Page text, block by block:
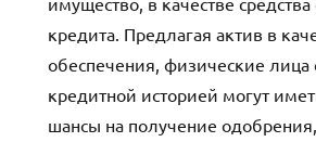
кредита. Предлагая актив в
обеспечения, физические лица
кредитной историей могут
шансы на получение